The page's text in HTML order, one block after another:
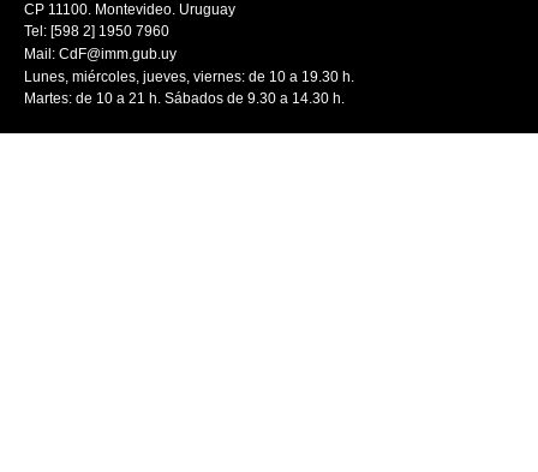
CP 11100. Montevideo. Uruguay
Tel: [598 2] 1950 7960
Mail: CdF@imm.gub.uy
Lunes, miércoles, jueves, viernes: de 10 a 19.30 h.
Martes: de 10 a 21 h. Sábados de 9.30 a 14.30 h.